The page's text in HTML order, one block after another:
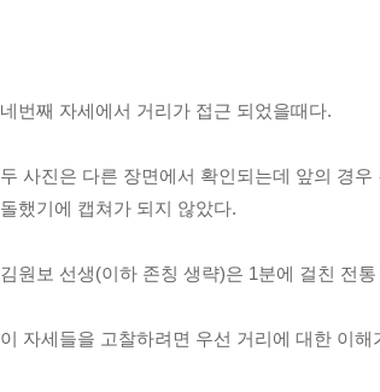
네번째 자세에서 거리가 접근 되었을때다.
두 사진은 다른 장면에서 확인되는데 앞의 경
돌했기에 캡쳐가 되지 않았다.
김원보 선생(이하 존칭 생략)은 1분에 걸친 전
이 자세들을 고찰하려면 우선 거리에 대한 이해